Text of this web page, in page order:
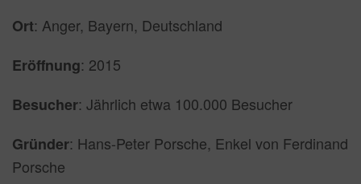
Ort: Anger, Bayern, Deutschland
Eröffnung: 2015
Besucher: Jährlich etwa 100.000 Besucher
Gründer: Hans-Peter Porsche, Enkel von Ferdinand
Porsche